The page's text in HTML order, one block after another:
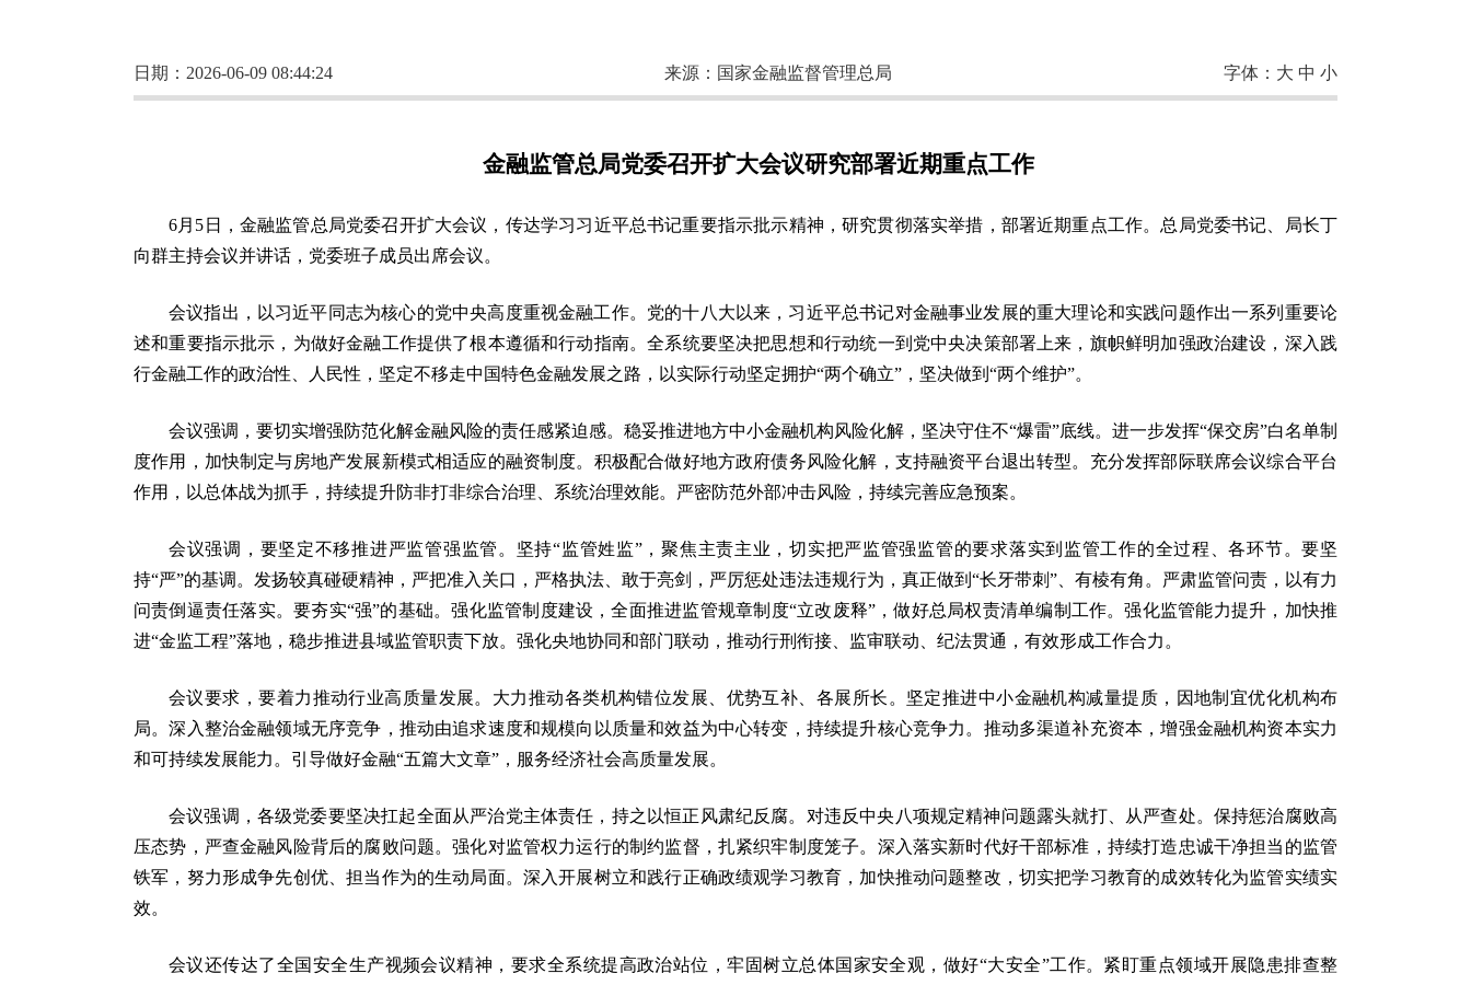
日期：2026-06-09 08:44:24 来源： 国家金融监督管理总局 字体： 大 中 小
金融监管总局党委召开扩大会议研究部署近期重点工作
6月5日，金融监管总局党委召开扩大会议，传达学习习近平总书记重要指示批示精神，研究贯彻落实举措，部署近期重点工作。总局党委书记、局长丁
向群主持会议并讲话，党委班子成员出席会议。
会议指出，以习近平同志为核心的党中央高度重视金融工作。党的十八大以来，习近平总书记对金融事业发展的重大理论和实践问题作出一系列重要论
述和重要指示批示，为做好金融工作提供了根本遵循和行动指南。全系统要坚决把思想和行动统一到党中央决策部署上来，旗帜鲜明加强政治建设，深入践
行金融工作的政治性、人民性，坚定不移走中国特色金融发展之路，以实际行动坚定拥护“两个确立”，坚决做到“两个维护”。
会议强调，要切实增强防范化解金融风险的责任感紧迫感。稳妥推进地方中小金融机构风险化解，坚决守住不“爆雷”底线。进一步发挥“保交房”白名单制
度作用，加快制定与房地产发展新模式相适应的融资制度。积极配合做好地方政府债务风险化解，支持融资平台退出转型。充分发挥部际联席会议综合平台
作用，以总体战为抓手，持续提升防非打非综合治理、系统治理效能。严密防范外部冲击风险，持续完善应急预案。
会议强调，要坚定不移推进严监管强监管。坚持“监管姓监”，聚焦主责主业，切实把严监管强监管的要求落实到监管工作的全过程、各环节。要坚
持“严”的基调。发扬较真碰硬精神，严把准入关口，严格执法、敢于亮剑，严厉惩处违法违规行为，真正做到“长牙带刺”、有棱有角。严肃监管问责，以有力
问责倒逼责任落实。要夯实“强”的基础。强化监管制度建设，全面推进监管规章制度“立改废释”，做好总局权责清单编制工作。强化监管能力提升，加快推
进“金监工程”落地，稳步推进县域监管职责下放。强化央地协同和部门联动，推动行刑衔接、监审联动、纪法贯通，有效形成工作合力。
会议要求，要着力推动行业高质量发展。大力推动各类机构错位发展、优势互补、各展所长。坚定推进中小金融机构减量提质，因地制宜优化机构布
局。深入整治金融领域无序竞争，推动由追求速度和规模向以质量和效益为中心转变，持续提升核心竞争力。推动多渠道补充资本，增强金融机构资本实力
和可持续发展能力。引导做好金融“五篇大文章”，服务经济社会高质量发展。
会议强调，各级党委要坚决扛起全面从严治党主体责任，持之以恒正风肃纪反腐。对违反中央八项规定精神问题露头就打、从严查处。保持惩治腐败高
压态势，严查金融风险背后的腐败问题。强化对监管权力运行的制约监督，扎紧织牢制度笼子。深入落实新时代好干部标准，持续打造忠诚干净担当的监管
铁军，努力形成争先创优、担当作为的生动局面。深入开展树立和践行正确政绩观学习教育，加快推动问题整改，切实把学习教育的成效转化为监管实绩实
效。
会议还传达了全国安全生产视频会议精神，要求全系统提高政治站位，牢固树立总体国家安全观，做好“大安全”工作。紧盯重点领域开展隐患排查整